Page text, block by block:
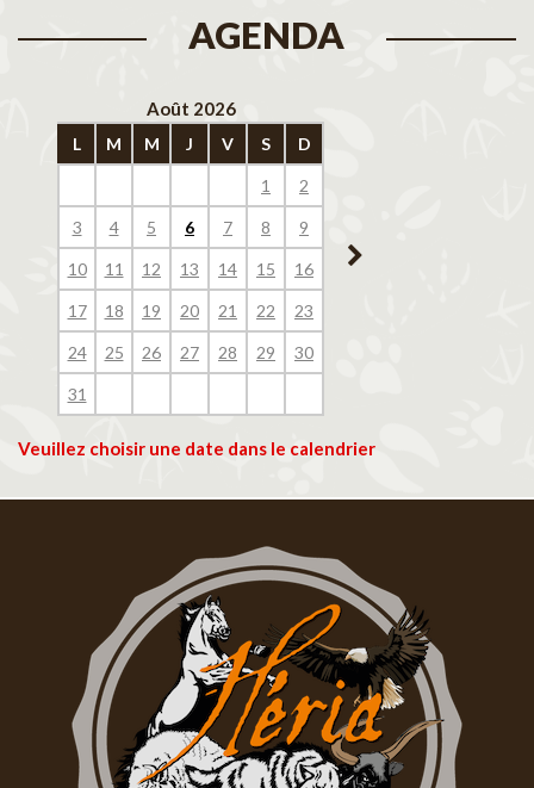
AGENDA
Août 2026
L M M J V S D
1 2
3 4 5 6 7 8 9
10 11 12 13 14 15 16
17 18 19 20 21 22 23
24 25 26 27 28 29 30
31
14
Veuillez choisir une date dans le calendrier